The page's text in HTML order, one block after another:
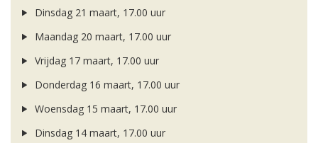
Dinsdag 21 maart, 17.00 uur
Maandag 20 maart, 17.00 uur
Vrijdag 17 maart, 17.00 uur
Donderdag 16 maart, 17.00 uur
Woensdag 15 maart, 17.00 uur
Dinsdag 14 maart, 17.00 uur